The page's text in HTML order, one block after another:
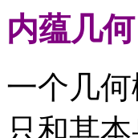
内蕴几何
一个几
只和其